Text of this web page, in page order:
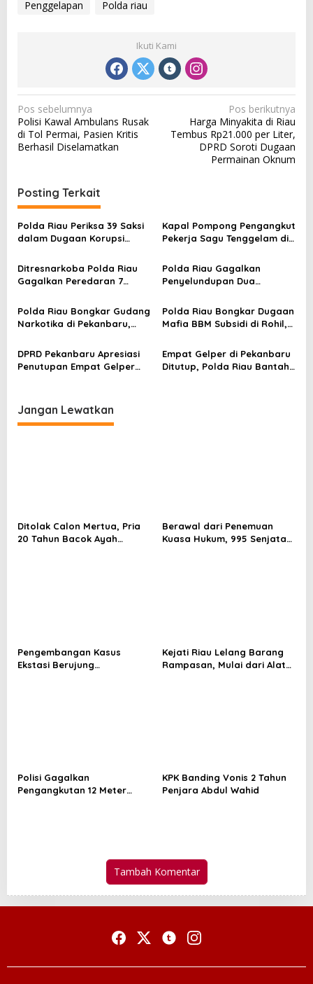
Penggelapan
Polda riau
Ikuti Kami
N
a
v
g
a
s
i
p
o
s
Pos sebelumnya
Polisi Kawal Ambulans Rusak
di Tol Permai, Pasien Kritis
Berhasil Diselamatkan
Pos berikutnya
Harga Minyakita di Riau
Tembus Rp21.000 per Liter,
DPRD Soroti Dugaan
Permainan Oknum
Posting Terkait
Polda Riau Periksa 39 Saksi
dalam Dugaan Korupsi
Rohil
Kapal Pompong Pengangkut
Pekerja Sagu Tenggelam di
Ditresnarkoba Polda Riau
Gagalkan Peredaran 7
Tiga Tersangka Ditangkap
Polda Riau Gagalkan
Penyelundupan Dua
SSK II Pekanbaru
Polda Riau Bongkar Gudang
Narkotika di Pekanbaru,
Puluhan Ribu Pil Ekstasi
Polda Riau Bongkar Dugaan
Mafia BBM Subsidi di Rohil,
Sebelum Tiba di SPBU
DPRD Pekanbaru Apresiasi
Penutupan Empat Gelper
Empat Gelper di Pekanbaru
Ditutup, Polda Riau Bantah
Jangan Lewatkan
Ditolak Calon Mertua, Pria
20 Tahun Bacok Ayah
Berawal dari Penemuan
Kuasa Hukum, 995 Senjata
Pengembangan Kasus
Ekstasi Berujung
Kejati Riau Lelang Barang
Rampasan, Mulai dari Alat
Polisi Gagalkan
Pengangkutan 12 Meter
KPK Banding Vonis 2 Tahun
Penjara Abdul Wahid
Tambah Komentar